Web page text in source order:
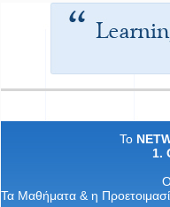
Το
1.
Τα Mαθήματα & η